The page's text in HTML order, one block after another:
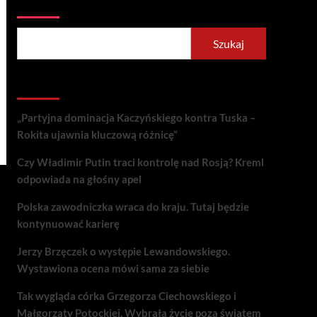
Szukaj
„Partyjna dominacja Kaczyńskiego kontra Tuska –
Rokita ujawnia kluczową różnicę”
Czy Władimir Putin traci kontrolę nad Rosją? Kreml
odpowiada na głośny apel
Polska zawodniczka wraca do kraju. Tutaj będzie
kontynuować karierę
Jerzy Brzęczek o występie Lewandowskiego.
Wystawiona ocena mówi sama za siebie
Tak wygląda córka Grzegorza Ciechowskiego i
Małgorzaty Potockiej. Wybrała życie poza światem